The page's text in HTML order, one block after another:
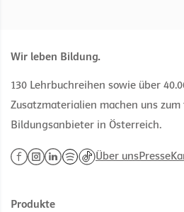
Wir leben Bildung.
130 Lehrbuchreihen sowie über
Zusatzmaterialien machen uns
Bildungsanbieter in Österreich.
Über unsPresse
Produkte